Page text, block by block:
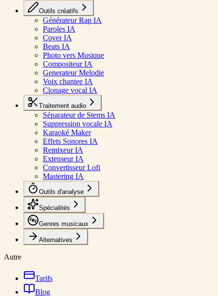
Outils créatifs
Générateur Rap IA
Paroles IA
Cover IA
Beats IA
Photo vers Musique
Compositeur IA
Generateur Melodie
Voix chantee IA
Clonage vocal IA
Traitement audio
Séparateur de Stems IA
Suppression vocale IA
Karaoké Maker
Effets Sonores IA
Remixeur IA
Extenseur IA
Convertisseur Lofi
Mastering IA
Outils d'analyse
Spécialités
Genres musicaux
Alternatives
Autre
Tarifs
Blog